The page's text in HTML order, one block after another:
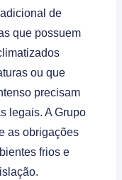
de
que possuem
ou que
precisam
legais. A Grupo
as obrigações
frios e